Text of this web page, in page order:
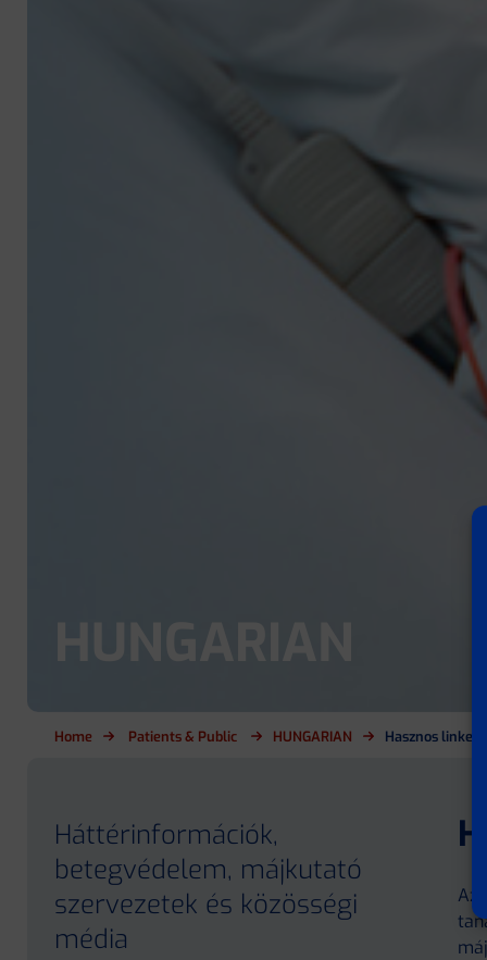
Home Patients & Public HUNGARIAN Hasznos linkek
Háttérinformációk,
betegvédelem, májkutató
szervezetek és közösségi
média
Az